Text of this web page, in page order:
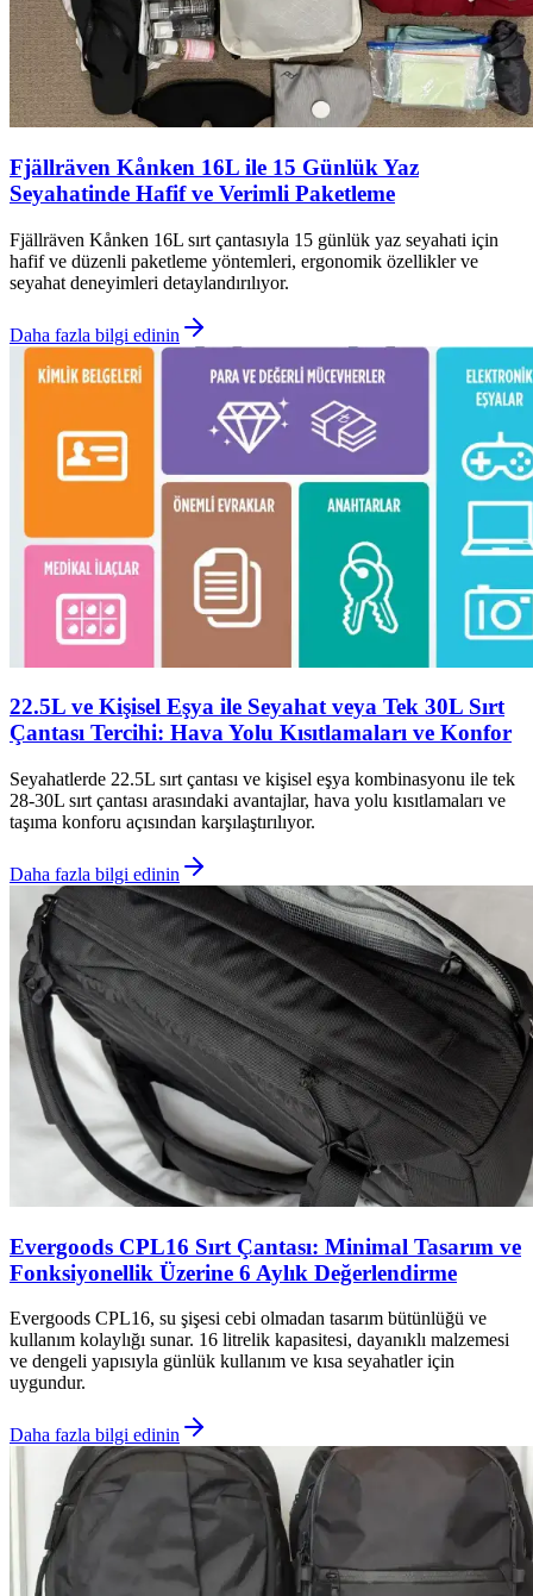
Fjällräven Kånken 16L ile 15 Günlük Yaz
Seyahatinde Hafif ve Verimli Paketleme
Fjällräven Kånken 16L sırt çantasıyla 15 günlük yaz seyahati için
hafif ve düzenli paketleme yöntemleri, ergonomik özellikler ve
seyahat deneyimleri detaylandırılıyor.
Daha fazla bilgi edinin
22.5L ve Kişisel Eşya ile Seyahat veya Tek 30L Sırt
Çantası Tercihi: Hava Yolu Kısıtlamaları ve Konfor
Seyahatlerde 22.5L sırt çantası ve kişisel eşya kombinasyonu ile tek
28-30L sırt çantası arasındaki avantajlar, hava yolu kısıtlamaları ve
taşıma konforu açısından karşılaştırılıyor.
Daha fazla bilgi edinin
Evergoods CPL16 Sırt Çantası: Minimal Tasarım ve
Fonksiyonellik Üzerine 6 Aylık Değerlendirme
Evergoods CPL16, su şişesi cebi olmadan tasarım bütünlüğü ve
kullanım kolaylığı sunar. 16 litrelik kapasitesi, dayanıklı malzemesi
ve dengeli yapısıyla günlük kullanım ve kısa seyahatler için
uygundur.
Daha fazla bilgi edinin